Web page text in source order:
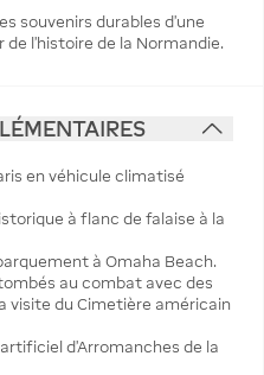
souvenirs durables d’une
l’histoire de la Normandie.
en véhicule climatisé
à flanc de falaise à la
à Omaha Beach.
au combat avec des
visite du Cimetière américain
d'Arromanches de la